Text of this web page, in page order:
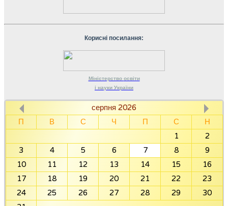
Корисні посилання:
Міністерство освіти
і науки України
серпня 2026
П
В С Ч П С
Н
1
2
3
4 5 6 7 8
9
10
11 12 13 14 15
16
17
18 19 20 21 22
23
24
25 26 27 28 29
30